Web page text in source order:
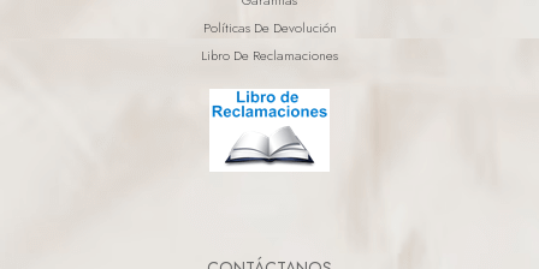
Políticas De Devolución
Libro De Reclamaciones